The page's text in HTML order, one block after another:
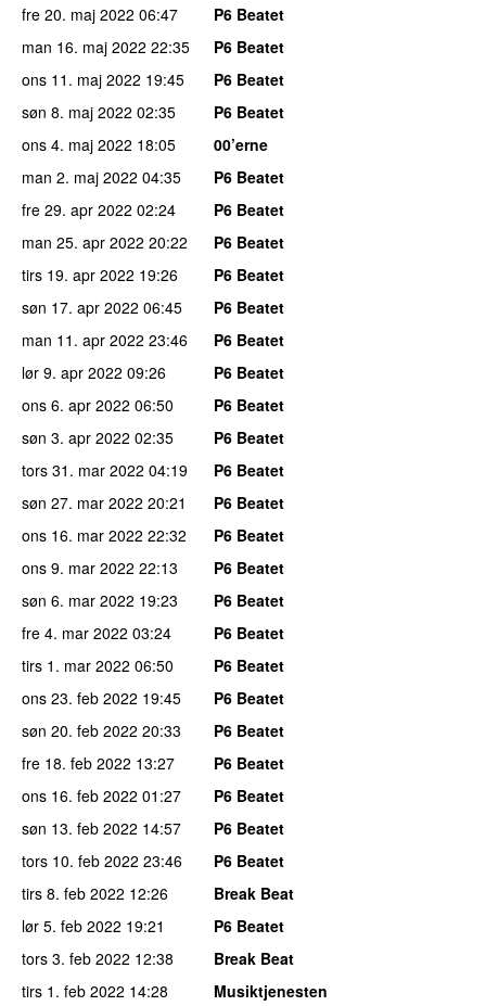
fre 20. maj 2022 06:47
P6 Beatet
man 16. maj 2022 22:35
P6 Beatet
ons 11. maj 2022 19:45
P6 Beatet
søn 8. maj 2022 02:35
P6 Beatet
ons 4. maj 2022 18:05
00’erne
man 2. maj 2022 04:35
P6 Beatet
fre 29. apr 2022 02:24
P6 Beatet
man 25. apr 2022 20:22
P6 Beatet
tirs 19. apr 2022 19:26
P6 Beatet
søn 17. apr 2022 06:45
P6 Beatet
man 11. apr 2022 23:46
P6 Beatet
lør 9. apr 2022 09:26
P6 Beatet
ons 6. apr 2022 06:50
P6 Beatet
søn 3. apr 2022 02:35
P6 Beatet
tors 31. mar 2022 04:19
P6 Beatet
søn 27. mar 2022 20:21
P6 Beatet
ons 16. mar 2022 22:32
P6 Beatet
ons 9. mar 2022 22:13
P6 Beatet
søn 6. mar 2022 19:23
P6 Beatet
fre 4. mar 2022 03:24
P6 Beatet
tirs 1. mar 2022 06:50
P6 Beatet
ons 23. feb 2022 19:45
P6 Beatet
søn 20. feb 2022 20:33
P6 Beatet
fre 18. feb 2022 13:27
P6 Beatet
ons 16. feb 2022 01:27
P6 Beatet
søn 13. feb 2022 14:57
P6 Beatet
tors 10. feb 2022 23:46
P6 Beatet
tirs 8. feb 2022 12:26
Break Beat
lør 5. feb 2022 19:21
P6 Beatet
tors 3. feb 2022 12:38
Break Beat
tirs 1. feb 2022 14:28
Musiktjenesten